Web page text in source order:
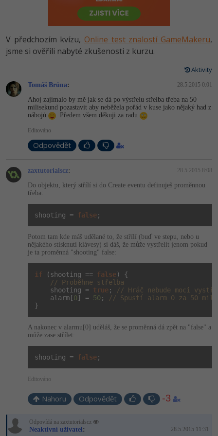
HTML5, CSS3, Bootstrap, SEO
SQL a databáze
UML a návrhové vzory
React
Spring
JavaScript
HTML / CSS
UML a návrhové vzory
MySQL/MariaDB
Vývojář mobilních aplikací
C# Game developer
Tester
Systémový administrátor
Grafik / UX/UI návrhář
3D grafik
Projektový manažer
Databázový analytik
Copywriter
WordPress specialista
SEO specialista
-80%
-80%
PHP -80%
Swift -80%
Kotlin -80%
C -80%
VB.NET
SQL
Návrh SW -80%
Algoritmy -41%
Pro děti
Fórum
Kurzy e-commerce
Datová analýza
Digitální gramotnost
Kurzy designu
HTML/CSS -80%
Photoshop -80%
Příběhy absolventů
Blog
V předchozím kvízu, Online test znalostí GameMakeru,
jsme si ověřili nabyté zkušenosti z kurzu.
Aktivity
Tomáš Brůna: 28.5.2015 0:01
Ahoj zajímalo by mě jak se dá po výstřelu střelba třeba na 50
milisekund pozastavit aby neběžela pořád v kuse jako nějaký had z
nábojů
. Předem všem děkuji za radu
Editováno
Odpovědět
zaxtutorialscz: 28.5.2015 8:08
Do objektu, který střílí si do Create eventu definuješ proměnnou
třeba:
shooting = false;
Potom tam kde máš udělané to, že střílí (buď ve stepu, nebo u
nějakého stisknutí klávesy) si dáš, že může vystřelit jenom pokud
je ta proměnná "shooting" false:
if (shooting == false) {
// Proběhne střelba
    shooting =
true;
// Hráč nebude moci
    alarm[
0] = 50 ;
// Spustí alarm 0 za 50
}
A nakonec v alarmu[0] uděláš, že se proměnná dá zpět na "false" a
může zase střílet:
shooting = false;
Editováno
Nahoru Odpovědět -3
Odpovídá na zaxtutorialscz
Neaktivní uživatel : 28.5.2015 11:31